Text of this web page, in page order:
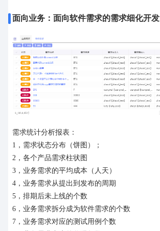
面向业务：面向软件需求的需求细化开发
需求统计分析报表：
1，需求状态分布（饼图）；
2，各个产品需求柱状图
3，业务需求的平均成本（人天）
4，业务需求从提出到发布的周期
5，排期后未上线的个数
6，业务需求拆分成为软件需求的个数
7，业务需求对应的测试用例个数